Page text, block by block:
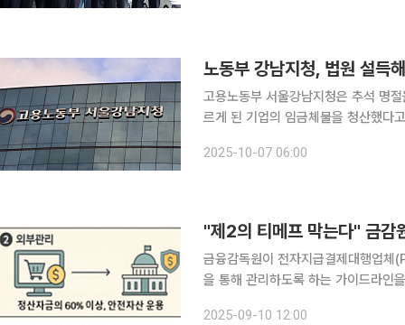
노동부 강남지청, 법원 설득
고용노동부 서울강남지청은 추석 명
르게 된 기업의 임금체불을 청산했다고 7일 밝혔다. 노동부 서울강남지
로 사업을 운영하던 중 경영상 어려움
2025-10-07 06:00
"제2의 티메프 막는다" 금
금융감독원이 전자지급결제대행업
을 통해 관리하도록 하는 가이드라인
2025-09-10 12:00